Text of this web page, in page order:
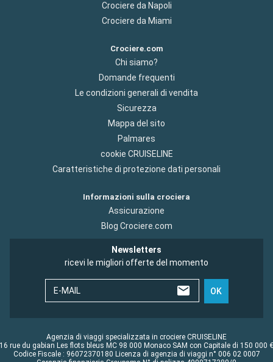
Crociere da Napoli
Crociere da Miami
Crociere.com
Chi siamo?
Domande frequenti
Le condizioni generali di vendita
Sicurezza
Mappa del sito
Palmares
cookie CRUISELINE
Caratteristiche di protezione dati personali
Informazioni sulla crociera
Assicurazione
Blog Crociere.com
Newsletters
ricevi le migliori offerte del momento
E-MAIL OK
Agenzia di viaggi specializzata in crociere CRUISELINE
16 rue du gabian Les flots bleus MC 98 000 Monaco SAM con Capitale di 150 000 €
Codice Fiscale : 96072370180 Licenza di agenzia di viaggi n° 006 02 0007